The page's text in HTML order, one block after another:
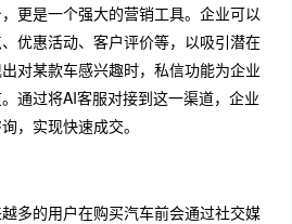
更是一个强大的营销工具。企业可以
优惠活动、客户评价等，以吸引潜在
对某款车感兴趣时，私信功能为企业
通过将AI客服对接到这一渠道，企业
，实现快速成交。
多的用户在购买汽车前会通过社交媒